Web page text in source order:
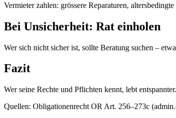
Vermieter zahlen: grössere Reparaturen,
Bei Unsicherheit: Rat einholen
Wer sich nicht sicher ist, sollte Beratung suchen –
Fazit
Wer seine Rechte und Pflichten kennt, lebt
Quellen: Obligationenrecht OR Art. 256–273c